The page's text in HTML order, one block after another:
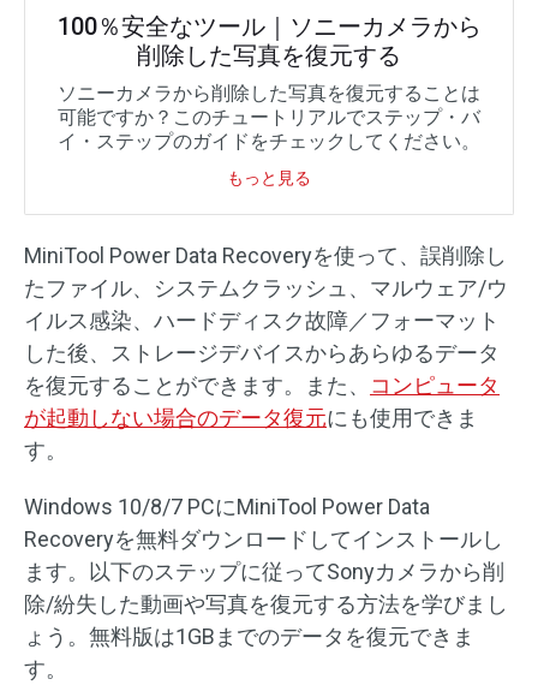
100％安全なツール｜ソニーカメラから
削除した写真を復元する
ソニーカメラから削除した写真を復元することは
可能ですか？このチュートリアルでステップ・バ
イ・ステップのガイドをチェックしてください。
もっと見る
MiniTool Power Data Recoveryを使って、誤削除し
たファイル、システムクラッシュ、マルウェア/ウ
イルス感染、ハードディスク故障／フォーマット
した後、ストレージデバイスからあらゆるデータ
を復元することができます。また、 コンピュータ
が起動しない場合のデータ復元にも使用できま
す。
Windows 10/8/7 PCにMiniTool Power Data
Recoveryを無料ダウンロードしてインストールし
ます。以下のステップに従ってSonyカメラから削
除/紛失した動画や写真を復元する方法を学びまし
ょう。無料版は1GBまでのデータを復元できま
す。